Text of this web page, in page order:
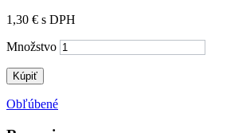
1,30 € s DPH
Množstvo
Kúpiť
Obľúbené